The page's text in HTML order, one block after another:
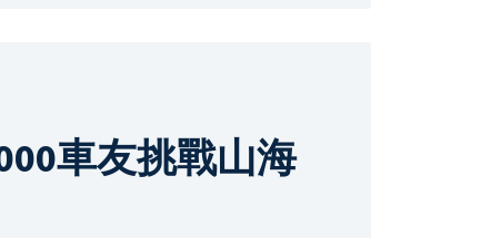
車友挑戰山海